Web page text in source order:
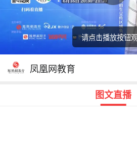
请点击播放按钮
回顾 00:00
凤凰网教育
图文直播